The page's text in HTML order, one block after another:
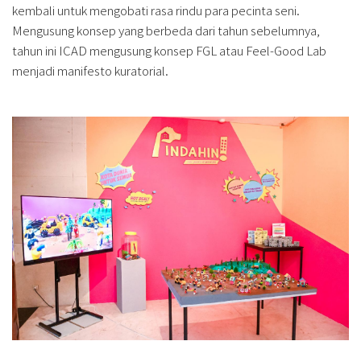
kembali untuk mengobati rasa rindu para pecinta seni.
Mengusung konsep yang berbeda dari tahun sebelumnya,
tahun ini ICAD mengusung konsep FGL atau Feel-Good Lab
menjadi manifesto kuratorial.